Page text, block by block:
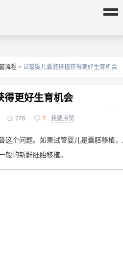
流程 > 试管婴儿囊胚移植获得更好生育机会
得更好生育机会
 776  7 我要点赞
个问题。如果试管婴儿是囊胚移植，
般的新鲜胚胎移植。